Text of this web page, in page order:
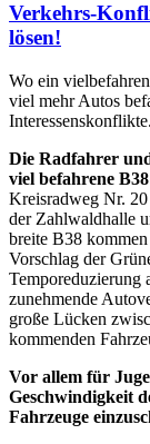
Verkehrs-
lösen!
Wo ein
viel mehr Autos
Die Radfahrer
viel befahrene
Kreisradweg Nr.
der Zahlwaldhalle
breite B38
Vorschlag der
Temporeduzierung
zunehmende
große Lücken
kommenden
Vor allem für
Geschwindigkeit
Fahrzeuge